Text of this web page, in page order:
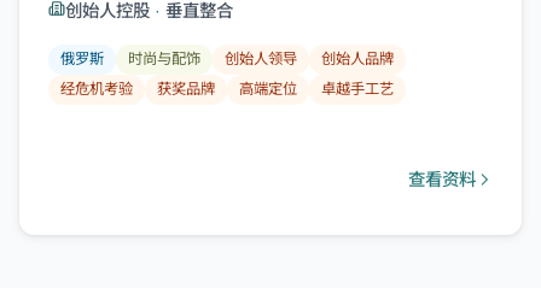
创始人控股 · 垂直整合
俄罗斯 时尚与配饰 创始人领导
创始人品牌
经危机考验
获奖品牌 高端定位 卓越手工艺
查看资料